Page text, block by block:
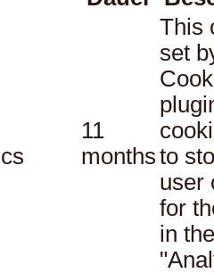
11
months
This
set
to
user
for
in